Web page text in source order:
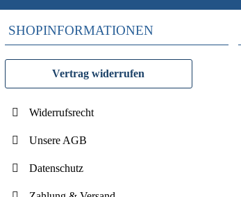
SHOPINFORMATIONEN
Vertrag widerrufen
Widerrufsrecht
Unsere AGB
Datenschutz